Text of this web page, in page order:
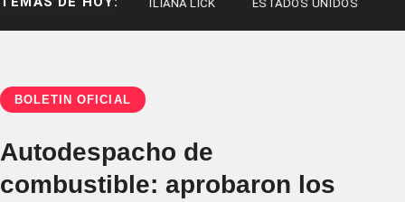
JORGE MESSI ILIANA LICK ESTADOS UNIDOS
BOLETÍN OFICIAL
Autodespacho de
combustible: aprobaron los